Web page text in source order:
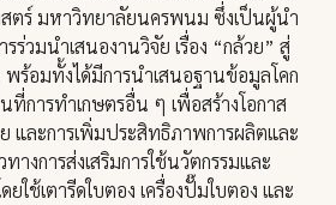
สตร์ มหาวิทยาลัยนครพนม ซึ่งเป็นผู้นำ
ร่วมนำเสนองานวิจัย เรื่อง “กล้วย” สู่
ร้อมทั้งได้มีการนำเสนอฐานข้อมูลโคก
การทำเกษตรอื่น ๆ เพื่อสร้างโอกาส
ย และการเพิ่มประสิทธิภาพการผลิตและ
างการส่งเสริมการใช้นวัตกรรมและ
ใช้เตารีดใบตอง เครื่องปั๊มใบตอง และ